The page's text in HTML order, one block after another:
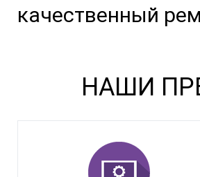
качественный
НАШИ